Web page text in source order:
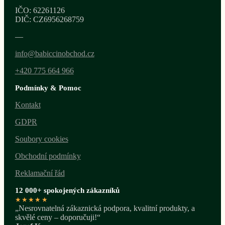
IČO: 62261126
DIČ: CZ6956268759
—
info@babiccinobchod.cz
+420 775 664 966
Podmínky & Pomoc
Kontakt
GDPR
Soubory cookies
Obchodní podmínky
Reklamační řád
12 000+ spokojených zákazníků
★★★★★
„Nesrovnatelná zákaznická podpora, kvalitní produkty, a
skvělé ceny – doporučuji!“